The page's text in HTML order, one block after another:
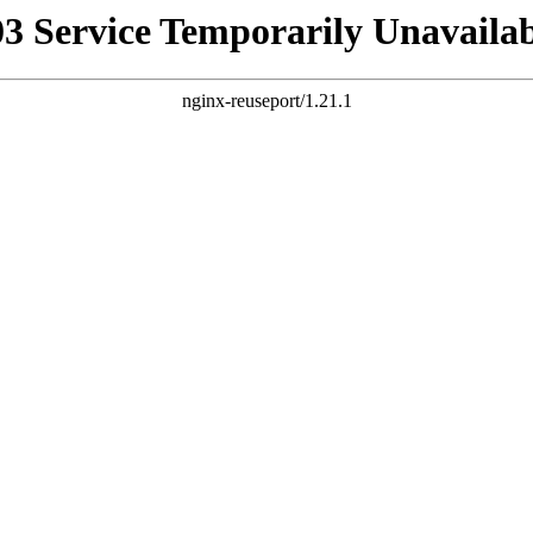
Service Temporarily
nginx-reuseport/1.21.1